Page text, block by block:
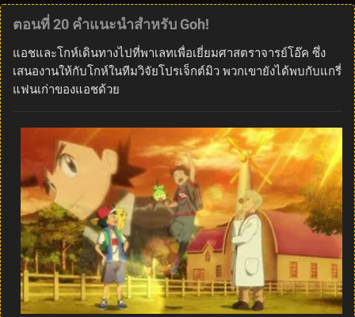
ตอนที่ 20 คำแนะนำสำหรับ Goh!
แอชและโกห์เดินทางไปที่พาเลทเพื่อเยี่ยมศาสตราจารย์โอ๊ค ซึ่ง
เสนองานให้กับโกห์ในทีมวิจัยโปรเจ็กต์มิว พวกเขายังได้พบกับแกรี่
แฟนเก่าของแอชด้วย